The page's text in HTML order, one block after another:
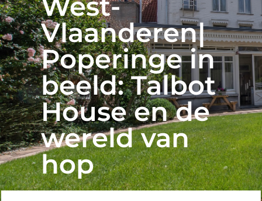
Vlaanderen|
Poperinge in
beeld: Talbot
House en de
wereld van
hop